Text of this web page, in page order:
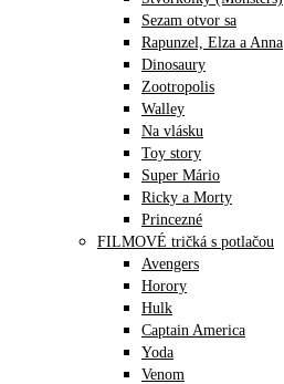
Sezam otvor sa
Rapunzel, Elza a Anna
Dinosaury
Zootropolis
Walley
Na vlásku
Toy story
Super Mário
Ricky a Morty
Princezné
FILMOVÉ tričká s potlačou
Avengers
Horory
Hulk
Captain America
Yoda
Venom